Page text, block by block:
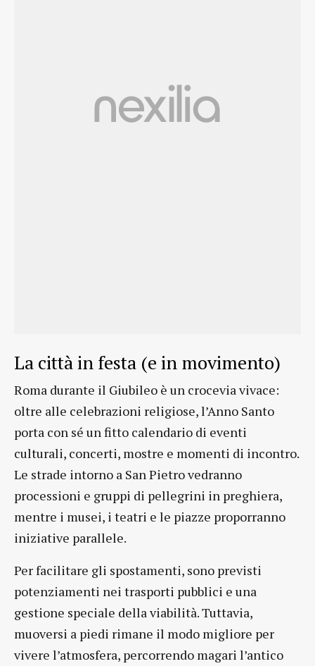
La città in festa (e in movimento)
Roma durante il Giubileo è un crocevia vivace:
oltre alle celebrazioni religiose, l’Anno Santo
porta con sé un fitto calendario di eventi
culturali, concerti, mostre e momenti di incontro.
Le strade intorno a San Pietro vedranno
processioni e gruppi di pellegrini in preghiera,
mentre i musei, i teatri e le piazze proporranno
iniziative parallele.
Per facilitare gli spostamenti, sono previsti
potenziamenti nei trasporti pubblici e una
gestione speciale della viabilità. Tuttavia,
muoversi a piedi rimane il modo migliore per
vivere l’atmosfera, percorrendo magari l’antico